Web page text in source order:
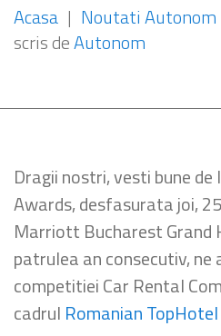
Acasa | Noutati Autonom
scris deAutonom
Dragii nostri, vesti bune
Awards, desfasurata joi,
Marriott Bucharest Grand
patrulea an consecutiv, ne
competitiei Car Rental
cadrul Romanian